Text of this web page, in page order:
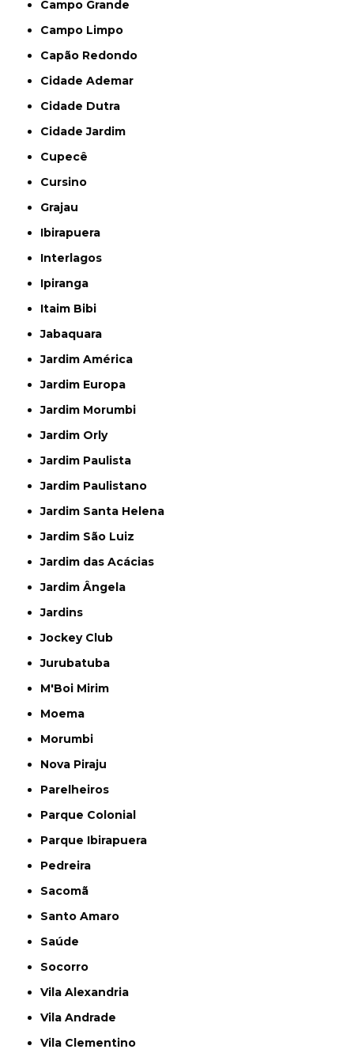
Campo Grande
Campo Limpo
Capão Redondo
Cidade Ademar
Cidade Dutra
Cidade Jardim
Cupecê
Cursino
Grajau
Ibirapuera
Interlagos
Ipiranga
Itaim Bibi
Jabaquara
Jardim América
Jardim Europa
Jardim Morumbi
Jardim Orly
Jardim Paulista
Jardim Paulistano
Jardim Santa Helena
Jardim São Luiz
Jardim das Acácias
Jardim Ângela
Jardins
Jockey Club
Jurubatuba
M'Boi Mirim
Moema
Morumbi
Nova Piraju
Parelheiros
Parque Colonial
Parque Ibirapuera
Pedreira
Sacomã
Santo Amaro
Saúde
Socorro
Vila Alexandria
Vila Andrade
Vila Clementino